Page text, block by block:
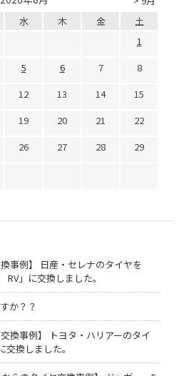
水 木 金
土
1
5 6 7
8
12 13 14
15
19 20 21
22
26 27 28
29
事例】 日産・セレナのタイヤを
」に交換しました。
か？？
換事例】 トヨタ・ハリアーのタイ
換しました。